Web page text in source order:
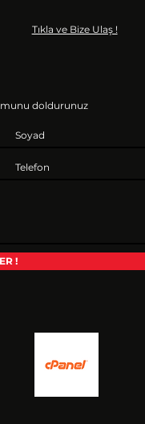
Tıkla ve Bize Ulaş !
doldurunuz
!